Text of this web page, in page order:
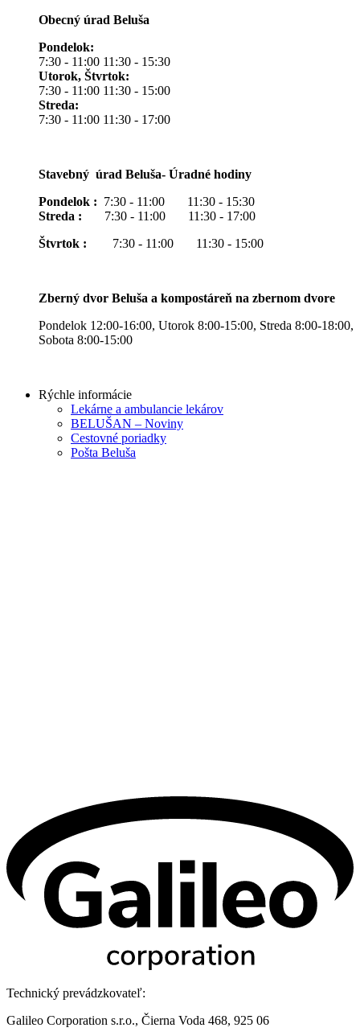
Obecný úrad Beluša
Pondelok:
7:30 - 11:00 11:30 - 15:30
Utorok, Štvrtok:
7:30 - 11:00 11:30 - 15:00
Streda:
7:30 - 11:00 11:30 - 17:00
Stavebný úrad Beluša- Úradné hodiny
Pondelok : 7:30 - 11:00 11:30 - 15:30
Streda : 7:30 - 11:00 11:30 - 17:00
Štvrtok : 7:30 - 11:00 11:30 - 15:00
Zberný dvor Beluša a kompostáreň na zbernom dvore
Pondelok 12:00-16:00, Utorok 8:00-15:00, Streda 8:00-18:00,
Sobota 8:00-15:00
Rýchle informácie
Lekárne a ambulancie lekárov
BELUŠAN – Noviny
Cestovné poriadky
Pošta Beluša
Technický prevádzkovateľ:
Galileo Corporation s.r.o., Čierna Voda 468, 925 06